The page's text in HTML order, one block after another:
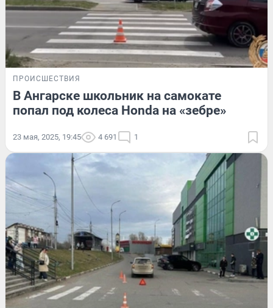
ПРОИСШЕСТВИЯ
В Ангарске школьник на самокате
попал под колеса Honda на «зебре»
23 мая, 2025, 19:45 4 691 1